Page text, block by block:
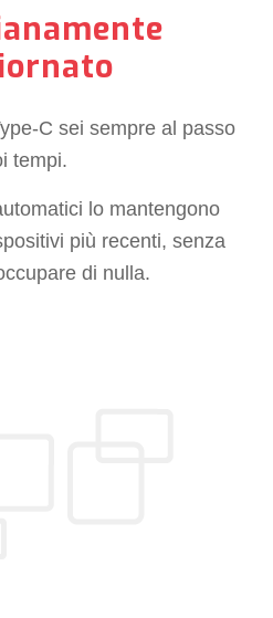
C sei sempre al passo
tempi.
lo mantengono
più recenti, senza
di nulla.